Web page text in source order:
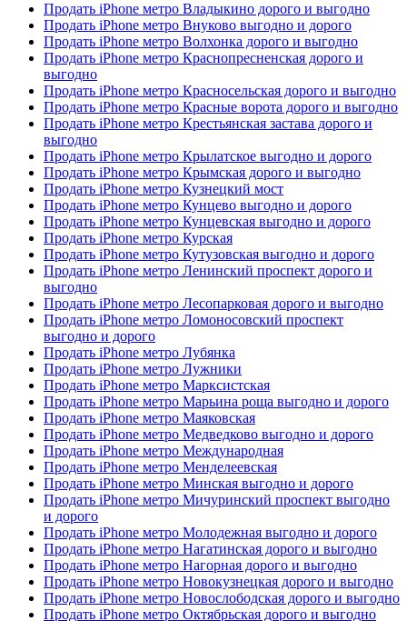
Продать iPhone метро Владыкино дорого и выгодно
Продать iPhone метро Внуково выгодно и дорого
Продать iPhone метро Волхонка дорого и выгодно
Продать iPhone метро Краснопресненская дорого и
выгодно
Продать iPhone метро Красносельская дорого и выгодно
Продать iPhone метро Красные ворота дорого и выгодно
Продать iPhone метро Крестьянская застава дорого и
выгодно
Продать iPhone метро Крылатское выгодно и дорого
Продать iPhone метро Крымская дорого и выгодно
Продать iPhone метро Кузнецкий мост
Продать iPhone метро Кунцево выгодно и дорого
Продать iPhone метро Кунцевская выгодно и дорого
Продать iPhone метро Курская
Продать iPhone метро Кутузовская выгодно и дорого
Продать iPhone метро Ленинский проспект дорого и
выгодно
Продать iPhone метро Лесопарковая дорого и выгодно
Продать iPhone метро Ломоносовский проспект
выгодно и дорого
Продать iPhone метро Лубянка
Продать iPhone метро Лужники
Продать iPhone метро Марксистская
Продать iPhone метро Марьина роща выгодно и дорого
Продать iPhone метро Маяковская
Продать iPhone метро Медведково выгодно и дорого
Продать iPhone метро Международная
Продать iPhone метро Менделеевская
Продать iPhone метро Минская выгодно и дорого
Продать iPhone метро Мичуринский проспект выгодно
и дорого
Продать iPhone метро Молодежная выгодно и дорого
Продать iPhone метро Нагатинская дорого и выгодно
Продать iPhone метро Нагорная дорого и выгодно
Продать iPhone метро Новокузнецкая дорого и выгодно
Продать iPhone метро Новослободская дорого и выгодно
Продать iPhone метро Октябрьская дорого и выгодно